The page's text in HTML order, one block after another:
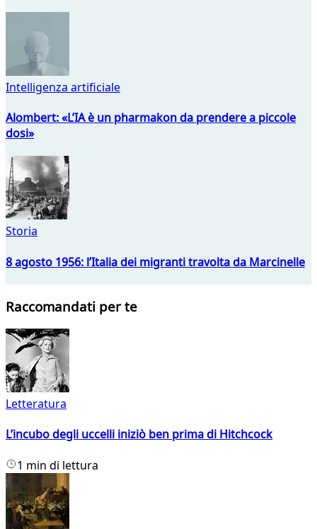
Intelligenza artificiale
Alombert: «L’IA è un pharmakon da prendere a piccole
dosi»
Storia
8 agosto 1956: l’Italia dei migranti travolta da Marcinelle
Raccomandati per te
Letteratura
L’incubo degli uccelli iniziò ben prima di Hitchcock
1 min di lettura